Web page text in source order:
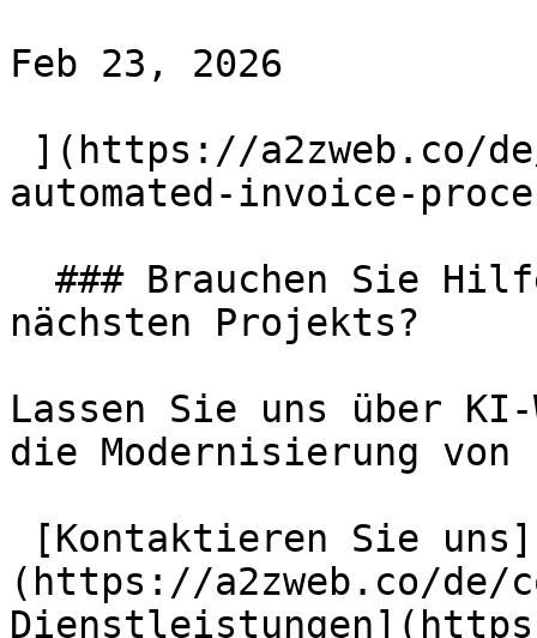
Feb 23, 2026
automated-invoice-
nächsten Projekts?
Lassen Sie uns über KI-
die Modernisierung
(https://a2zweb.co/de/